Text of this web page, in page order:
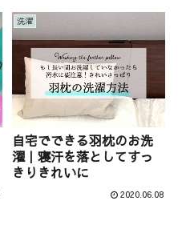
洗濯
自宅でできる羽枕のお洗
濯｜寝汗を落としてすっ
きりきれいに
2020.06.08